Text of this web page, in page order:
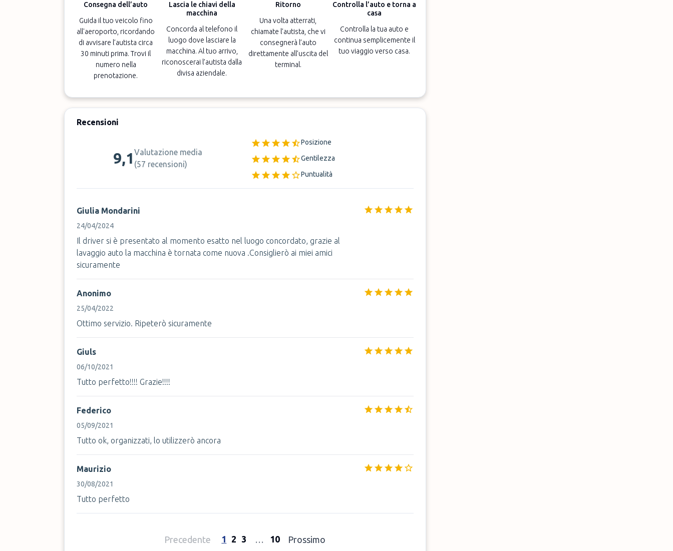
Consegna dell’auto
Guida il tuo veicolo fino
all'aeroporto, ricordando
di avvisare l’autista circa
30 minuti prima. Trovi il
numero nella
prenotazione.
Lascia le chiavi della
macchina
Concorda al telefono il
luogo dove lasciare la
macchina. Al tuo arrivo,
riconoscerai l’autista dalla
divisa aziendale.
Ritorno
Una volta atterrati,
chiamate l’autista, che vi
consegnerà l’auto
direttamente all’uscita del
terminal.
Controlla l’auto e torna a
casa
Controlla la tua auto e
continua semplicemente il
tuo viaggio verso casa.
Recensioni
9,1 Valutazione media
(57 recensioni)
Posizione
Gentilezza
Puntualità
Giulia Mondarini
24/04/2024
Il driver si è presentato al momento esatto nel luogo concordato, grazie al
lavaggio auto la macchina è tornata come nuova .Consiglierò ai miei amici
sicuramente
Anonimo
25/04/2022
Ottimo servizio. Ripeterò sicuramente
Giuls
06/10/2021
Tutto perfetto!!!! Grazie!!!!
Federico
05/09/2021
Tutto ok, organizzati, lo utilizzerò ancora
Maurizio
30/08/2021
Tutto perfetto
Precedente 1 2 3 … 10 Prossimo